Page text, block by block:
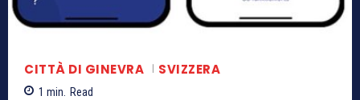
CITTÀ DI GINEVRA SVIZZERA
1 min. Read